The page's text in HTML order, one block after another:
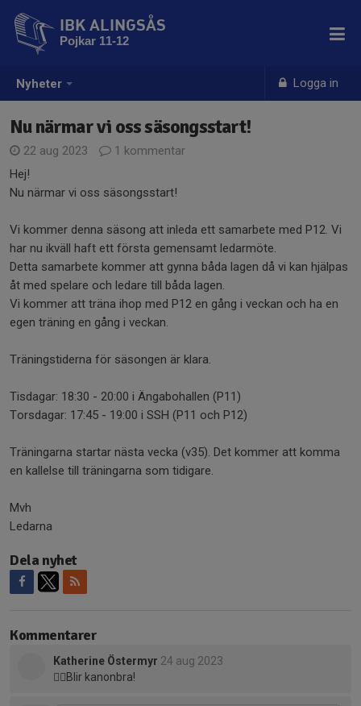
Nyheter Logga in
IBK ALINGSÅS
Pojkar 11-12
Nu närmar vi oss säsongsstart!
22 aug 2023
1 kommentar
Hej!
Nu närmar vi oss säsongsstart!
Vi kommer denna säsong att inleda ett samarbete med P12. Vi
har nu ikväll haft ett första gemensamt ledarmöte.
Detta samarbete kommer att gynna båda lagen då vi kan hjälpas
åt med spelare och ledare till båda lagen.
Vi kommer att träna ihop med P12 en gång i veckan och ha en
egen träning en gång i veckan.
Träningstiderna för säsongen är klara.
Tisdagar: 18:30 - 20:00 i Ängabohallen (P11)
Torsdagar: 17:45 - 19:00 i SSH (P11 och P12)
Träningarna startar nästa vecka (v35). Det kommer att komma
en kallelse till träningarna som tidigare.
Mvh
Ledarna
Dela nyhet
Kommentarer
Katherine Östermyr 24 aug 2023
👍🏻Blir kanonbra!